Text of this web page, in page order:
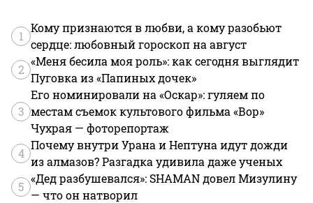
1
Кому признаются в любви, а кому разобьют
сердце: любовный гороскоп на август
2
«Меня бесила моя роль»: как сегодня выглядит
Пуговка из «Папиных дочек»
3
Его номинировали на «Оскар»: гуляем по
местам съемок культового фильма «Вор»
Чухрая — фоторепортаж
4
Почему внутри Урана и Нептуна идут дожди
из алмазов? Разгадка удивила даже ученых
5
«Дед разбушевался»: SHAMAN довел Мизулину
— что он натворил